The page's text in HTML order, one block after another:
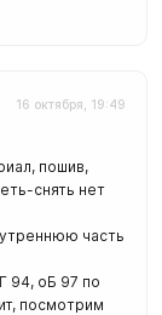
16 октября, 19:49
пошив,
снять нет
часть
94, оБ 97 по
посмотрим